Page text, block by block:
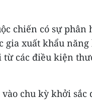
chiến có sự phân
gia xuất khẩu
các điều kiện
chu kỳ khởi sắc